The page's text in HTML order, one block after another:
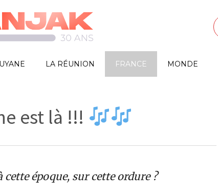
LA RÉUNION FRANCE MONDE
est là !!!
époque, sur cette ordure ?